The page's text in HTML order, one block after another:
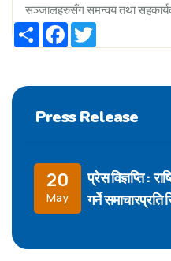
सञ्जालहरुसँग समन्वय तथा
ShareFacebook
Press Release
20
May
प्रेस विज्ञप्ति :
गर्ने समाचारप्रति